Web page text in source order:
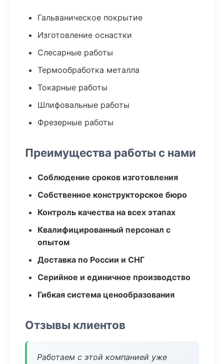
Гальваническое покрытие
Изготовление оснастки
Слесарные работы
Термообработка металла
Токарные работы
Шлифовальные работы
Фрезерные работы
Преимущества работы с нами
Соблюдение сроков изготовления
Собственное конструкторское бюро
Контроль качества на всех этапах
Квалифицированный персонал с
опытом
Доставка по России и СНГ
Серийное и единичное производство
Гибкая система ценообразования
Отзывы клиентов
Работаем с этой компанией уже